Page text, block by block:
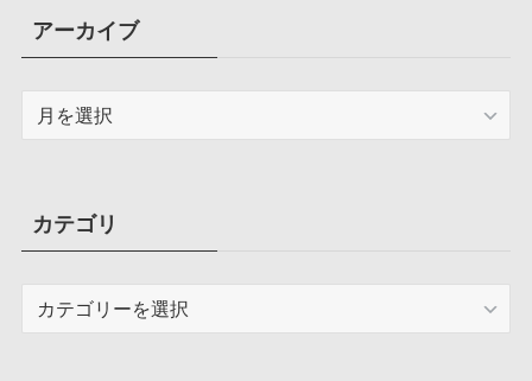
アーカイブ
ブカテゴリ